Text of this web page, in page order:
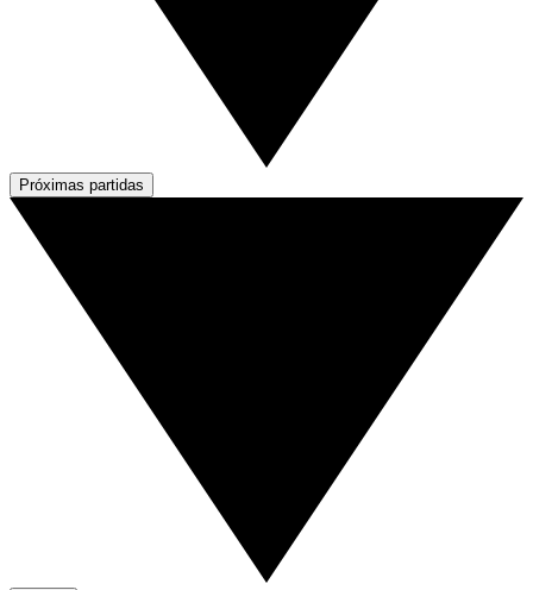
Próximas partidas